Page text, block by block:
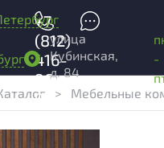
+7
(812)
416-
96-
99
улица
Кубинская,
д. 84
-
> Мебельные